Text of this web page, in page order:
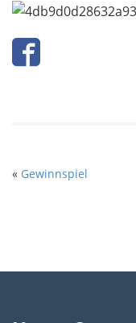
« Gewinnspiel